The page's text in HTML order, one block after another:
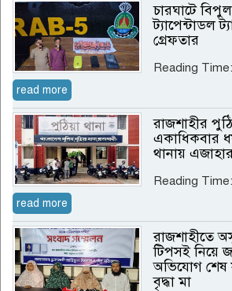
চারঘাটে
ট্যাপেন্টাডল
গ্রেফতার
Reading Time:
read more
রাজশাহীর
একাধিকবার
থানায়
Reading Time:
read more
রাজশাহীতে
টিপসই নিয়ে
অভিযোগ শেষ
বৃদ্ধা মা